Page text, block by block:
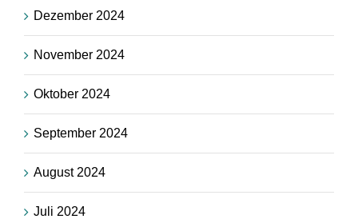
Dezember 2024
November 2024
Oktober 2024
September 2024
August 2024
Juli 2024